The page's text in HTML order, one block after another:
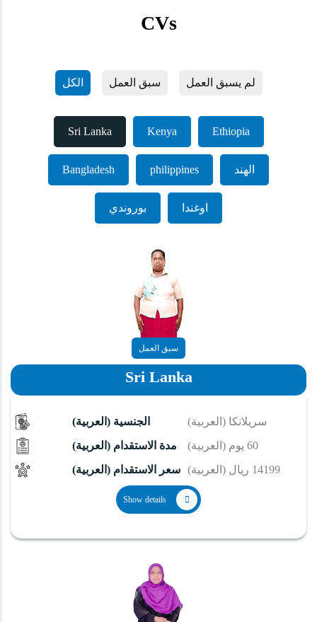
CVs
الكل سبق العمل لم يسبق العمل
Sri Lanka Kenya Ethiopia
Bangladesh philippines الهند
بوروندي اوغندا
سبق العمل
Sri Lanka
(العربية) الجنسية
(العربية) سريلانكا
(العربية) مدة الاستقدام
(العربية) 60 يوم
(العربية) سعر الاستقدام
(العربية) 14199 ريال
Show details